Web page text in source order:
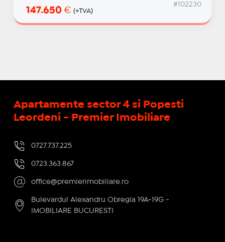
147.650 € (+TVA)
#102230
Apartamente sector 4 si Popesti
Leordeni - Premier Imobiliare
0727.737.225
0723.363.867
office@premierimobiliare.ro
Bulevardul Alexandru Obregia 19A-19G -
IMOBILIARE BUCURESTI